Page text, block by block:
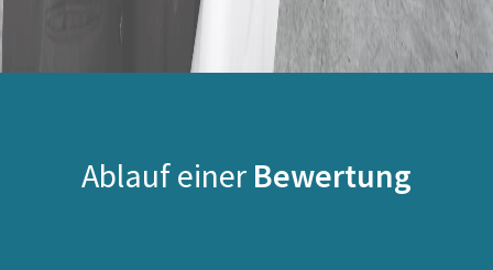
Ablauf einer Bewertung